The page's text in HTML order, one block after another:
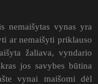
nemaišytas vynas yra
ar nemaišyti priklauso
žaliava, vyndario
jos savybes būtina
vynai maišomi dėl